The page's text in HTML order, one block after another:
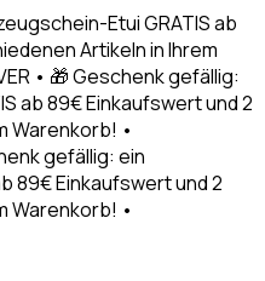
Etui GRATIS ab
Artikeln in Ihrem
• 🎁 Geschenk gefällig:
ab 89€ Einkaufswert und 2
Warenkorb! •
gefällig: ein
89€ Einkaufswert und 2
Warenkorb! •